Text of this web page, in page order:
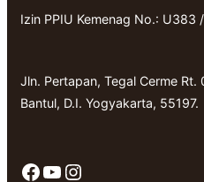
Izin PPIU Kemenag No.: U383
Jln. Pertapan, Tegal Cerme
Bantul, D.I. Yogyakarta, 55197.
Facebook YouTube Instagram